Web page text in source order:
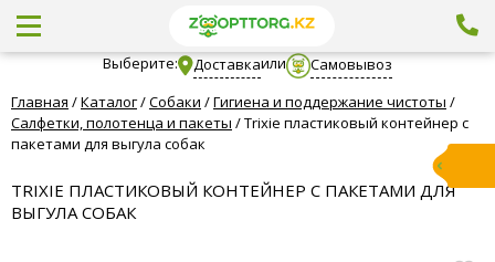
Выберите: Доставкаили
Самовывоз
Главная /Каталог/Собаки /Гигиена и поддержание чистоты /
Салфетки, полотенца и пакеты /Trixie пластиковый контейнер с
пакетами для выгула собак
TRIXIE ПЛАСТИКОВЫЙ КОНТЕЙНЕР С ПАКЕТАМИ ДЛЯ
ВЫГУЛА СОБАК